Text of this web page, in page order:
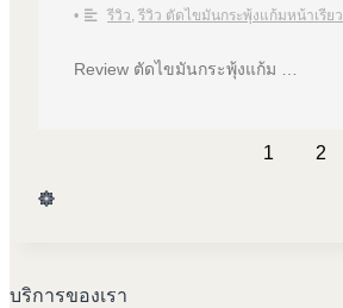
• รีวิว รีวิว ตัดไขมันกระพุ้งแก้มหน้าเรียว
Review ตัดไขมันกระพุ้งแก้ม …
1 2
บริการของเรา